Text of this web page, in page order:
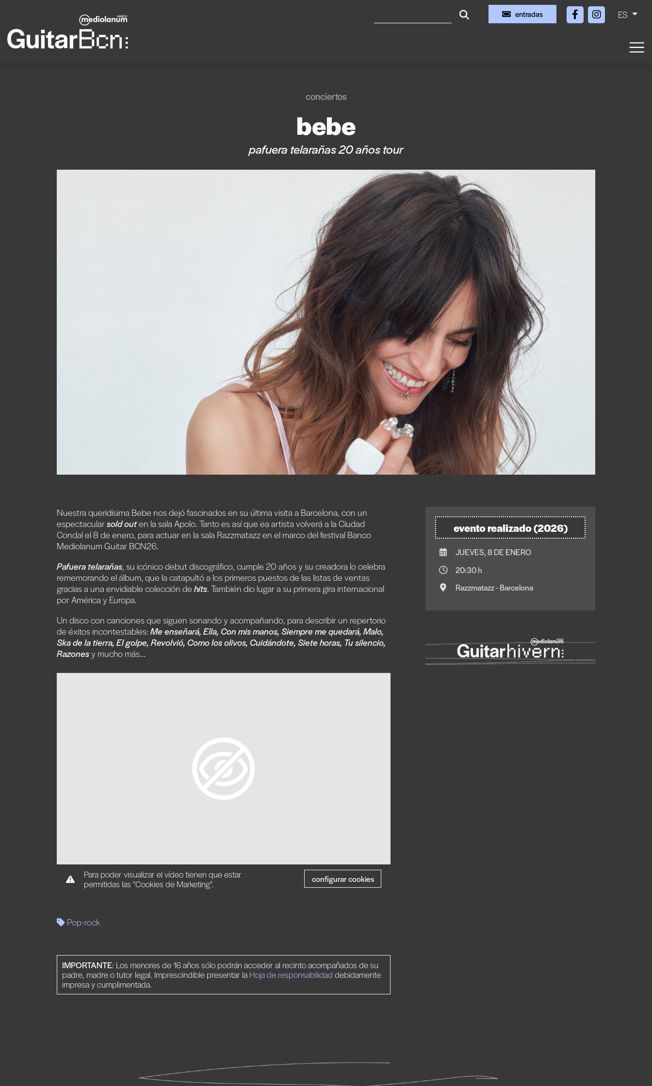
entradas ES
conciertos
bebe
pafuera telarañas 20 años tour
evento realizado (2026)
JUEVES, 8 DE ENERO
20:30 h
Razzmatazz - Barcelona
Nuestra queridísima Bebe nos dejó fascinados en su última visita a Barcelona, ​​con un
espectacularsold outen la sala Apolo. Tanto es así que ea artista volverá a la Ciudad
Condal el 8 de enero, para actuar en la sala Razzmatazz en el marco del festival Banco
Mediolanum Guitar BCN26.
Pafuera telarañas, su icónico debut discográfico, cumple 20 años y su creadora lo celebra
rememorando el álbum, que la catapultó a los primeros puestos de las listas de ventas
gracias a una envidiable colección de hits. También dio lugar a su primera gira internacional
por América y Europa.
Un disco con canciones que siguen sonando y acompañando, para describir un repertorio
de éxitos incontestables: Me enseñará, Ella, Con mis manos, Siempre me quedará, Malo,
Ska de la tierra, El golpe, Revolvió, Como los olivos, Cuidándote, Siete horas, Tu silencio,
Razonesy mucho más...
Para poder visualizar el vídeo tienen que estar
permitidas las "Cookies de Marketing".
configurar cookies
Pop-rock
IMPORTANTE: Los menores de 16 años sólo podrán acceder al recinto acompañados de su
padre, madre o tutor legal. Imprescindible presentar la Hoja de responsabilidad debidamente
impresa y cumplimentada.